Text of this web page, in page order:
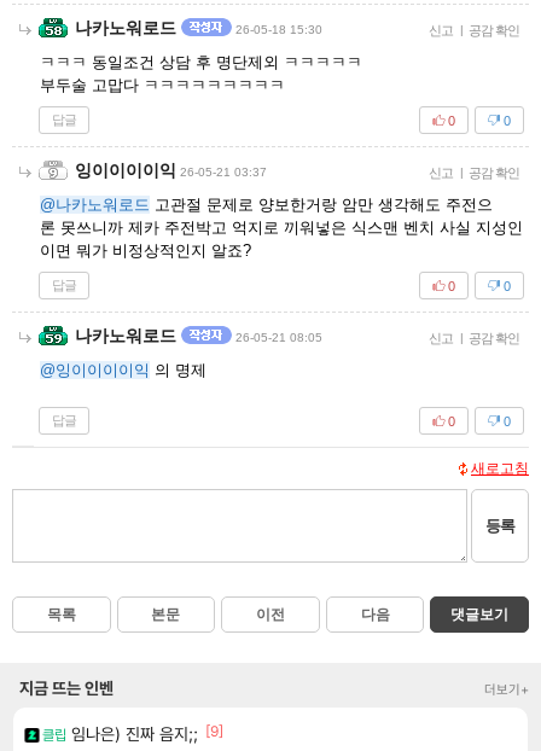
나카노워로드 26-05-18 15:30 신고 | 공감 확인
ㅋㅋㅋ 동일조건 상담 후 명단제외 ㅋㅋㅋㅋㅋ
부두술 고맙다 ㅋㅋㅋㅋㅋㅋㅋㅋㅋ
답글 0
0
잉이이이이익 26-05-21 03:37 신고 | 공감 확인
@나카노워로드 고관절 문제로 양보한거랑 암만 생각해도 주전으
론 못쓰니까 제카 주전박고 억지로 끼워넣은 식스맨 벤치 사실 지성인
이면 뭐가 비정상적인지 알죠?
답글 0
0
나카노워로드 26-05-21 08:05 신고 | 공감 확인
@잉이이이이익 의 명제
답글 0
0
새로고침
등록
목록 본문 이전 다음 댓글보기
지금 뜨는 인벤 더보기+
클립 임나은) 진짜 음지;; [9]